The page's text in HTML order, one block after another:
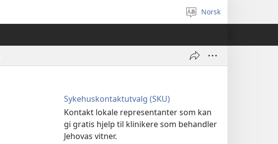
Velg
språk
Norsk
Sykehuskontaktutvalg (SKU)
Kontakt lokale representanter som kan
gi gratis hjelp til klinikere som behandler
Jehovas vitner.